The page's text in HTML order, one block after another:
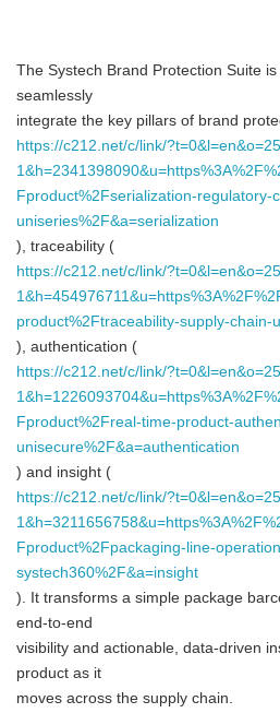
The Systech Brand Protection Suite
seamlessly
integrate the key pillars of brand
https://c212.net/c/link/
Fproduct%2Fserialization-regulatory-
uniseries%2F&a=serialization
), traceability (
https://c212.net/c/link/
product%2Ftraceability-supply-chain-
), authentication (
https://c212.net/c/link/
Fproduct%2Freal-time-product-
unisecure%2F&a=authentication
) and insight (
https://c212.net/c/link/
Fproduct%2Fpackaging-line-
systech360%2F&a=insight
). It transforms a simple package
end-to-end
visibility and actionable, data-driven
product as it
moves across the supply chain.